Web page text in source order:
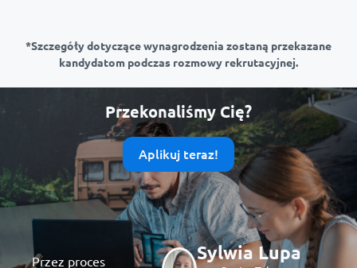
*Szczegóły dotyczące wynagrodzenia zostaną przekazane
kandydatom podczas rozmowy rekrutacyjnej.
Przekonaliśmy Cię?
Aplikuj teraz!
Przez proces Sylwia Lupa